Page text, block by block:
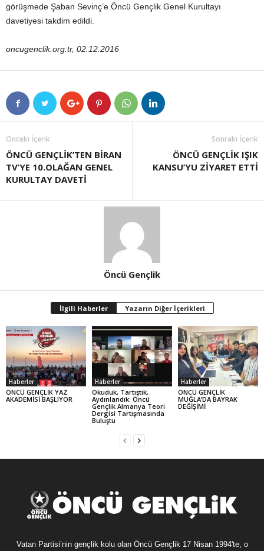
görüşmede Şaban Sevinç’e Öncü Gençlik Genel Kurultayı
davetiyesi takdim edildi.
oncugenclik.org.tr, 02.12.2016
Önceki İçerik
ÖNCÜ GENÇLİK’TEN BİRAN
TV’YE 10.OLAĞAN GENEL
KURULTAY DAVETİ
Sonraki İçerik
ÖNCÜ GENÇLİK IŞIK
KANSU’YU ZİYARET ETTİ
Öncü Gençlik
İlgili Haberler Yazarın Diğer İçerikleri
Haberler
ÖNCÜ GENÇLİK YAZ
AKADEMİSİ BAŞLIYOR
Haberler
Okuduk, Tartıştık,
Aydınlandık: Öncü
Gençlik Almanya Teori
Dergisi Tartışmasında
Buluştu
Haberler
ÖNCÜ GENÇLİK
MUĞLA’DA BAYRAK
DEĞİŞİMİ
Vatan Partisi’nin gençlik kolu olan Öncü Gençlik 17 Nisan 1994'te, o